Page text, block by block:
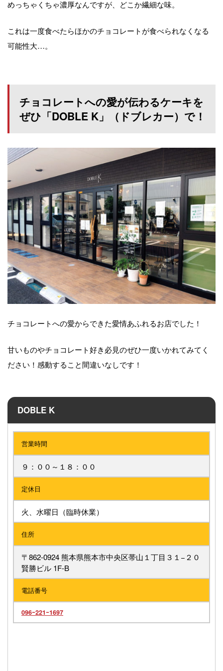
めっちゃくちゃ濃厚なんですが、どこか繊細な味。
これは一度食べたらほかのチョコレートが食べられなくなる
可能性大…。
チョコレートへの愛が伝わるケーキを
ぜひ「DOBLE K」（ドブレカー）で！
チョコレートへの愛からできた愛情あふれるお店でした！
甘いものやチョコレート好き必見のぜひ一度いかれてみてく
ださい！感動すること間違いなしです！
DOBLE K
営業時間
９：００～１８：００
定休日
火、水曜日（臨時休業）
住所
〒862-0924 熊本県熊本市中央区帯山１丁目３１−２０
賢勝ビル 1F-B
電話番号
096ｰ221ｰ1697